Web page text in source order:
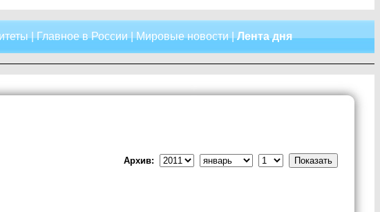
|Главное в России|Мировые новости|Лента дня
Архив: